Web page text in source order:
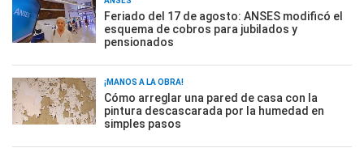
Feriado del 17 de agosto: ANSES modificó el
esquema de cobros para jubilados y
pensionados
¡MANOS A LA OBRA!
Cómo arreglar una pared de casa con la
pintura descascarada por la humedad en
simples pasos